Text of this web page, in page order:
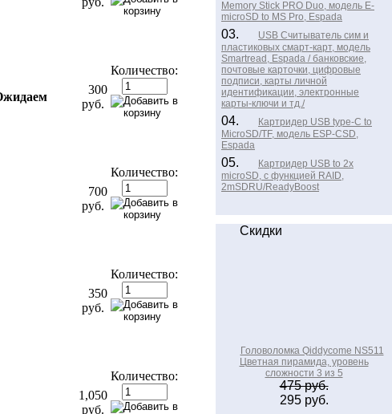
300
руб.
Количество:
700
руб.
Количество:
350
руб.
Количество:
1,050
руб.
Количество:
Memory Stick PRO Duo, модель E-
microSD to MS Pro, Espada
03.
USB Считыватель сим и
пластиковых смарт-карт, модель
Smartread, Espada / банковские,
почтовые карточки, цифровые
подписи, карты личной
идентификации, электронные
карты-ключи и тд./
04.
Картридер USB type-C to
MicroSD/TF, модель ESP-CSD,
Espada
05.
Картридер USB to 2х
microSD, с функцией RAID,
2mSDRU/ReadyBoost
Скидки
Головоломка Qiddycome NS511
Цветная пирамида, уровень
сложности 3 из 5
475 руб.
295 руб.